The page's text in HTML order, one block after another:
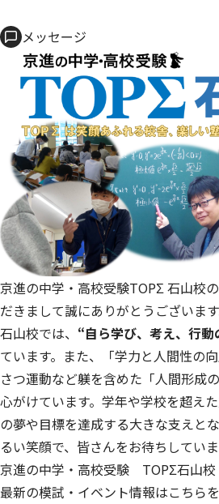
メッセージ
京進の中学・高校受験TOPΣ 石山校
だきまして誠にありがとうございます
石山校では、 “自ら学び、考え、行動
ています。また、「学力と人間性の
さつ運動など躾を含めた「人間形成
心がけています。学年や学校を超え
の夢や目標を達成する大きな支えと
るい笑顔で、皆さんをお待ちしていま
京進の中学・高校受験 TOPΣ石山
最新の模試・イベント情報は